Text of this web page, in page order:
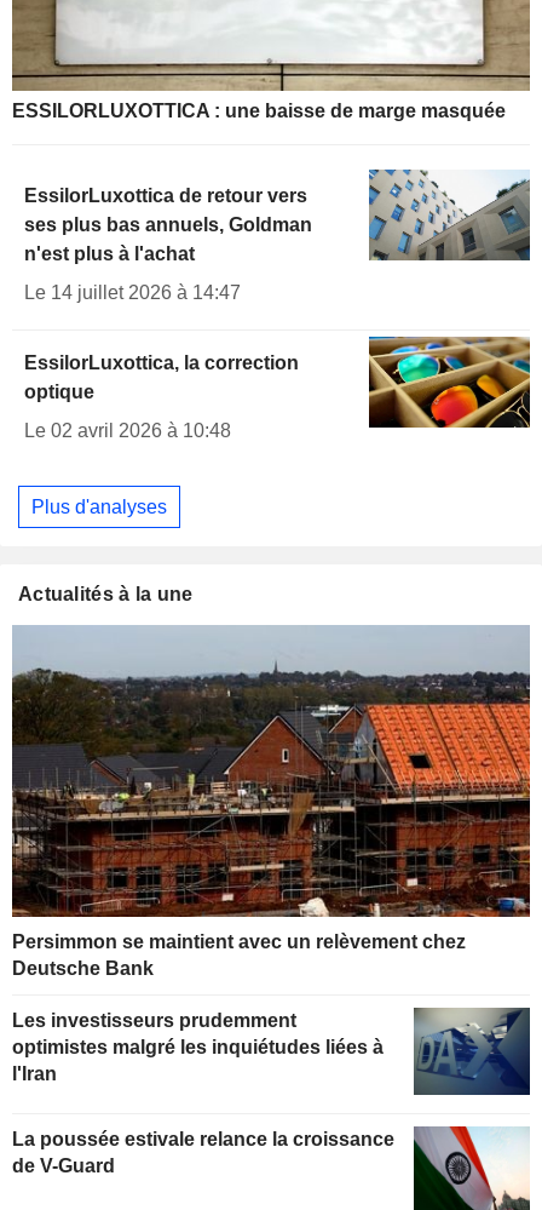
ESSILORLUXOTTICA : une baisse de marge masquée
EssilorLuxottica de retour vers
ses plus bas annuels, Goldman
n'est plus à l'achat
Le 14 juillet 2026 à 14:47
EssilorLuxottica, la correction
optique
Le 02 avril 2026 à 10:48
Plus d'analyses
Actualités à la une
Persimmon se maintient avec un relèvement chez
Deutsche Bank
Les investisseurs prudemment
optimistes malgré les inquiétudes liées à
l'Iran
La poussée estivale relance la croissance
de V-Guard